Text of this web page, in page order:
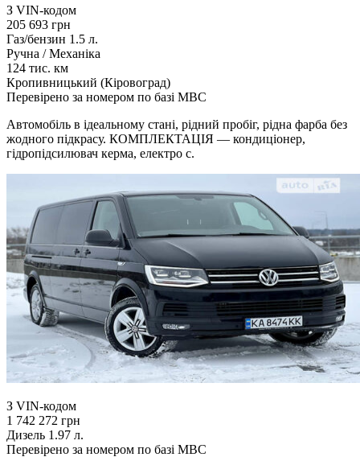
З VIN-кодом
205 693 грн
Газ/бензин 1.5 л.
Ручна / Механіка
124 тис. км
Кропивницький (Кіровоград)
Перевірено за номером по базі МВС
Автомобіль в ідеальному стані, рідний пробіг, рідна фарба без
жодного підкрасу. КОМПЛЕКТАЦІЯ — кондиціонер,
гідропідсилювач керма, електро с.
З VIN-кодом
1 742 272 грн
Дизель 1.97 л.
Перевірено за номером по базі МВС